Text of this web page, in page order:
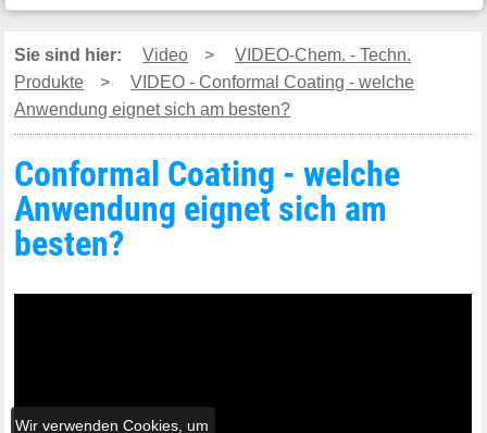
Sie sind hier: Video >
VIDEO-Chem. - Techn.
Produkte
>
VIDEO - Conformal Coating - welche
Anwendung eignet sich am besten?
Conformal Coating - welche
Anwendung eignet sich am
besten?
Wir verwenden Cookies, um